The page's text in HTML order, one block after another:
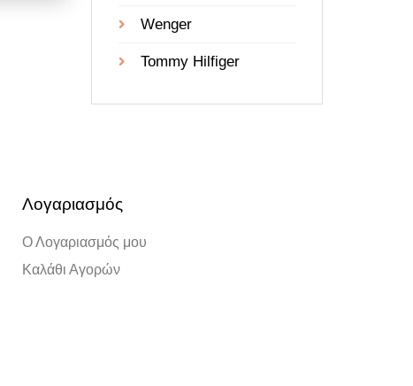
Wenger
Tommy Hilfiger
Λογαριασμός
Ο Λογαριασμός μου
Καλάθι Αγορών